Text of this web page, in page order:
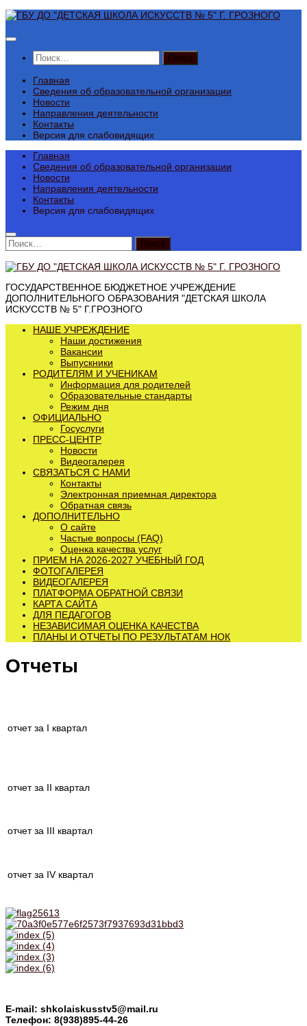
Перейти
содержимому
Найти:
Главная
Сведения об образовательной организации
Новости
Направления деятельности
Контакты
Версия для слабовидящих
Главная
Сведения об образовательной организации
Новости
Направления деятельности
Контакты
Версия для слабовидящих
Найти:
ГОСУДАРСТВЕННОЕ БЮДЖЕТНОЕ УЧРЕЖДЕНИЕ
ДОПОЛНИТЕЛЬНОГО ОБРАЗОВАНИЯ "ДЕТСКАЯ ШКОЛА
ИСКУССТВ № 5" Г.ГРОЗНОГО
НАШЕ УЧРЕЖДЕНИЕ
Наши достижения
Вакансии
Выпускники
РОДИТЕЛЯМ И УЧЕНИКАМ
Информация для родителей
Образовательные стандарты
Режим дня
ОФИЦИАЛЬНО
Госуслуги
ПРЕСС-ЦЕНТР
Новости
Видеогалерея
СВЯЗАТЬСЯ С НАМИ
Контакты
Электронная приемная директора
Обратная связь
ДОПОЛНИТЕЛЬНО
О сайте
Частые вопросы (FAQ)
Оценка качества услуг
ПРИЕМ НА 2026-2027 УЧЕБНЫЙ ГОД
ФОТОГАЛЕРЕЯ
ВИДЕОГАЛЕРЕЯ
ПЛАТФОРМА ОБРАТНОЙ СВЯЗИ
КАРТА САЙТА
ДЛЯ ПЕДАГОГОВ
НЕЗАВИСИМАЯ ОЦЕНКА КАЧЕСТВА
ПЛАНЫ И ОТЧЕТЫ ПО РЕЗУЛЬТАТАМ НОК
Отчеты
отчет за I квартал
отчет за II квартал
отчет за III квартал
отчет за IV квартал
E-mail: shkolaiskusstv5@mail.ru
Телефон: 8(938)895-44-26